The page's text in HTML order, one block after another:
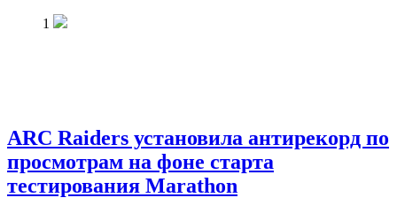
1
ARC Raiders установила антирекорд по
просмотрам на фоне старта
тестирования Marathon